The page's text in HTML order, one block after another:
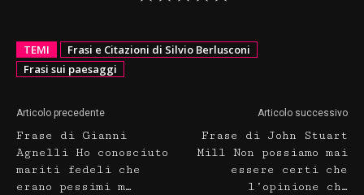
TEMI
Frasi e Citazioni di Silvio Berlusconi
Frasi sui paesaggi
Articolo precedente
Frase di Gianni
Agnelli Ho conosciuto
mariti fedeli che
erano pessimi m…
Articolo successivo
Frase di John Stuart
Mill Non possiamo mai
essere certi che
l’opinione ch…